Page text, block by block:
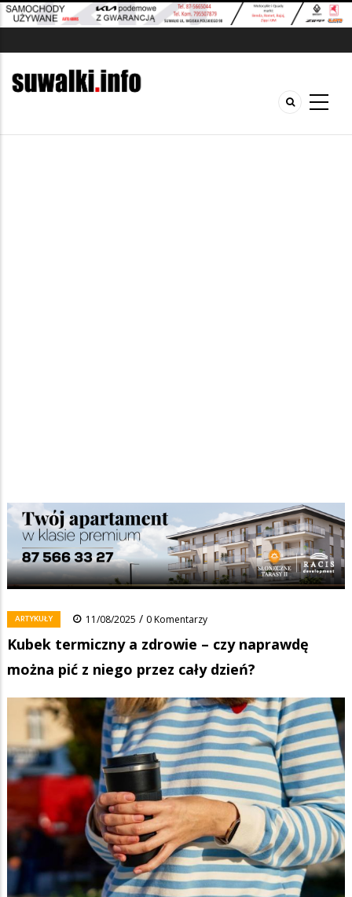
Ścieżka
nawigacyjna
Strona główna/Wiadomości/Artykuły
/
Kubek termiczny a zdrowie – czy naprawdę można pić z niego przez
cały dzień?
FacebookPinterestTumblr
0 Reddit Share
ARTYKUŁY 11/08/2025 / 0 Komentarzy
Kubek termiczny a zdrowie – czy naprawdę
można pić z niego przez cały dzień?